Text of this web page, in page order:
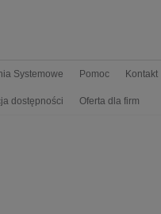
Systemowe Pomoc Kontakt
dostępności Oferta dla firm